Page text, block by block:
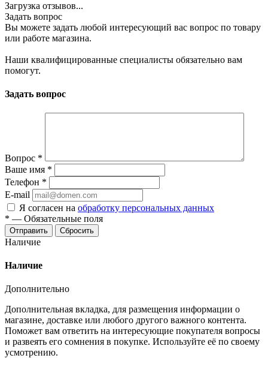
Загрузка отзывов...
Задать вопрос
Вы можете задать любой интересующий вас вопрос по товару
или работе магазина.
Наши квалифицированные специалисты обязательно вам
помогут.
Задать вопрос
Вопрос *
Ваше имя *
Телефон *
E-mail
Я согласен на обработку персональных данных
* — Обязательные поля
Отправить Сбросить
Наличие
Наличие
Дополнительно
Дополнительная вкладка, для размещения информации о
магазине, доставке или любого другого важного контента.
Поможет вам ответить на интересующие покупателя вопросы
и развеять его сомнения в покупке. Используйте её по своему
усмотрению.